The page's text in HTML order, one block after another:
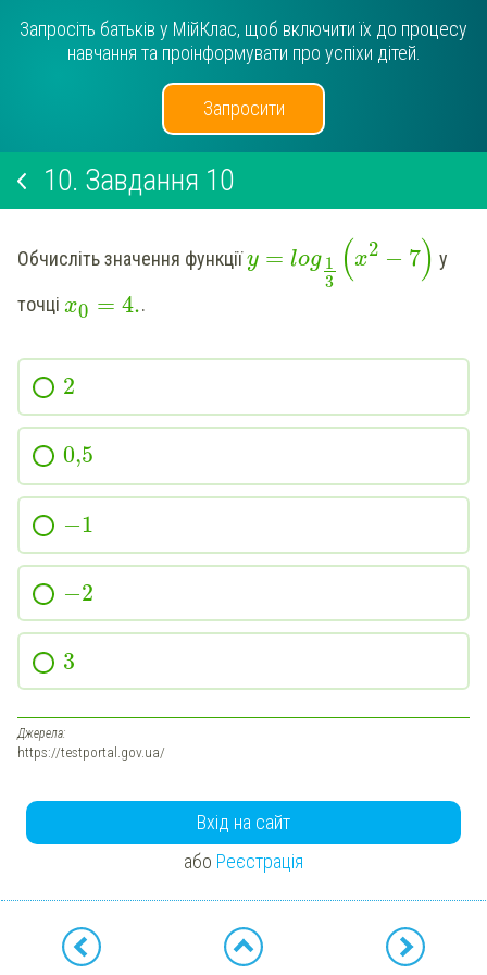
Запросіть батьків у МійКлас, щоб включити їх до процесу
навчання та проінформувати про успіхи дітей.
Запросити
10. Завдання 10
Обчисліть значення функціїy = log 1
3 (x2 − 7) у
точці x0 = 4..
2
0,5
−1
−2
3
Джерела:
https://testportal.gov.ua/
Вхід на сайт
або Реєстрація